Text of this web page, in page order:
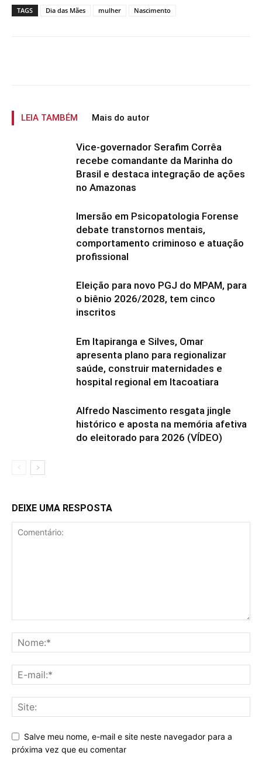
TAGS Dia das Mães mulher Nascimento
LEIA TAMBÉM Mais do autor
Vice-governador Serafim Corrêa
recebe comandante da Marinha do
Brasil e destaca integração de ações
no Amazonas
Imersão em Psicopatologia Forense
debate transtornos mentais,
comportamento criminoso e atuação
profissional
Eleição para novo PGJ do MPAM, para
o biênio 2026/2028, tem cinco
inscritos
Em Itapiranga e Silves, Omar
apresenta plano para regionalizar
saúde, construir maternidades e
hospital regional em Itacoatiara
Alfredo Nascimento resgata jingle
histórico e aposta na memória afetiva
do eleitorado para 2026 (VÍDEO)
DEIXE UMA RESPOSTA
Salve meu nome, e-mail e site neste navegador para a
próxima vez que eu comentar